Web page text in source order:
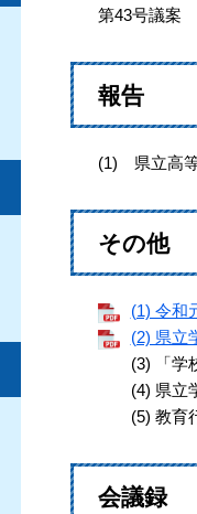
第43号議案
報告
(1) 県立高
その他
(1) 令和
(2) 県立
(3) 「学校
(4) 県立学
(5) 教育行
会議録